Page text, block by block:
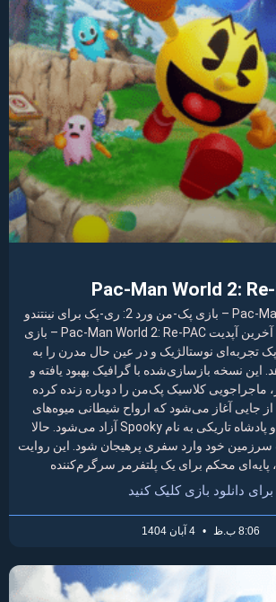
Pac-Man World 2:
Pac-Man World 2: Re-PAC – بازی پک-من ورد 2: ری-پک برای نینتندو
سوییچ نسخه NSP + آخرین آپدیت Pac-Man World 2: Re-PAC – بازی
2: ری-پک تجربه‌ای نوستالژیک و در عین حال مدرن را به
این نسخه بازسازی‌شده با گرافیک بهبود یافته و
ماجراجویی کلاسیک پک‌من را دوباره زنده کرده
جایی آغاز می‌شود که ارواح شیطانی میوه‌های
طلایی را می‌دزدند و پادشاه تاریکی به نام Spooky آزاد می‌شود. حالا
سرزمین خود وارد سفری پرهیجان شود. این روایت
پایه‌ای محکم برای یک پلتفرمر سرگرم‌کننده
برای دانلود بازی کلیک کنید
8:06 ب.ظ